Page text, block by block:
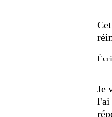
Je
l'ai